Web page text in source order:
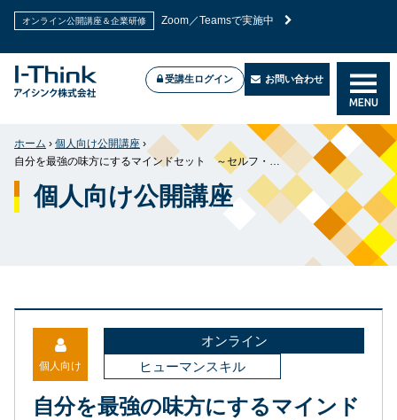
PMP®試験対策講座
2026年7月新試験に対応！高合格率のPMP®試験対策講
受講生ログイン お問い合わせ
MENU
個人向け公開講座
ホーム › 個人向け公開講座 ›
自分を最強の味方にするマインドセット ～セルフ・コンパッション講座～
個人向け
オンライン
ヒューマンスキル
自分を最強の味方にするマインド